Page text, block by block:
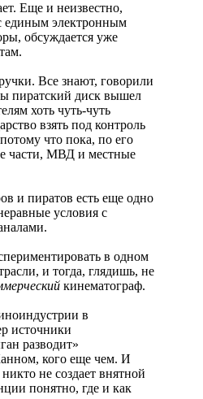
Еще и неизвестно,
единым электронным
обсуждается уже
Все знают, говорили
пиратский диск вышел
хоть чуть-чуть
взять под контроль
что пока, по его
части, МВД и местные
и пиратов есть еще одно
условия с
в одном
и тогда, глядишь, не
кинематограф.
в
источники
разводит»
кого еще чем. И
не создает внятной
понятно, где и как